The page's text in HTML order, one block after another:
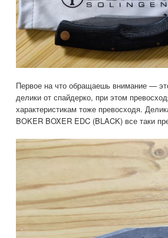
Первое на что обращаешь внимание —
делики от спайдерко, при этом
характеристикам тоже превосходя.
BOKER BOXER EDC (BLACK) все таки